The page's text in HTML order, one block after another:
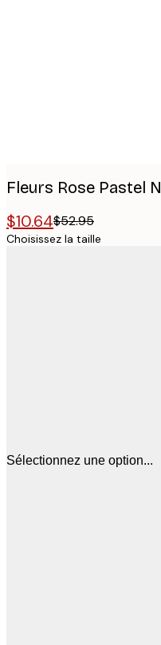
Fleurs Rose Pastel
$10.64$52.95
Choisissez la taille
Sélectionnez une option...